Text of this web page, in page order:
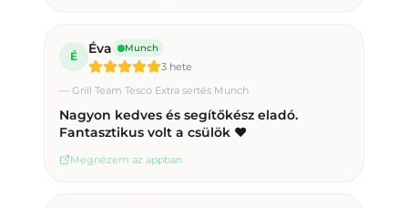
É Éva Munch
3 hete
— Grill Team Tesco Extra sertés Munch
Nagyon kedves és segítőkész eladó.
Fantasztikus volt a csülök ❤️
Megnézem az appban